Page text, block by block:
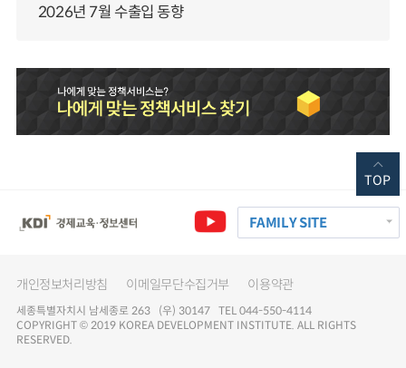
2026년 7월 수출입 동향
FAMILY SITE
개인정보처리방침 이메일무단수집거부 이용약관
세종특별자치시 남세종로 263 (우) 30147 TEL 044-550-4114
COPYRIGHT © 2019 KOREA DEVELOPMENT INSTITUTE. ALL RIGHTS
RESERVED.
TOP